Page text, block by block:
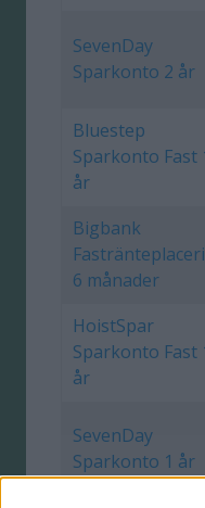
SevenDay
Sparkonto 2 år
Bluestep
Sparkonto Fast
år
Bigbank
6 månader
HoistSpar
Sparkonto Fast
år
SevenDay
Sparkonto 1 år